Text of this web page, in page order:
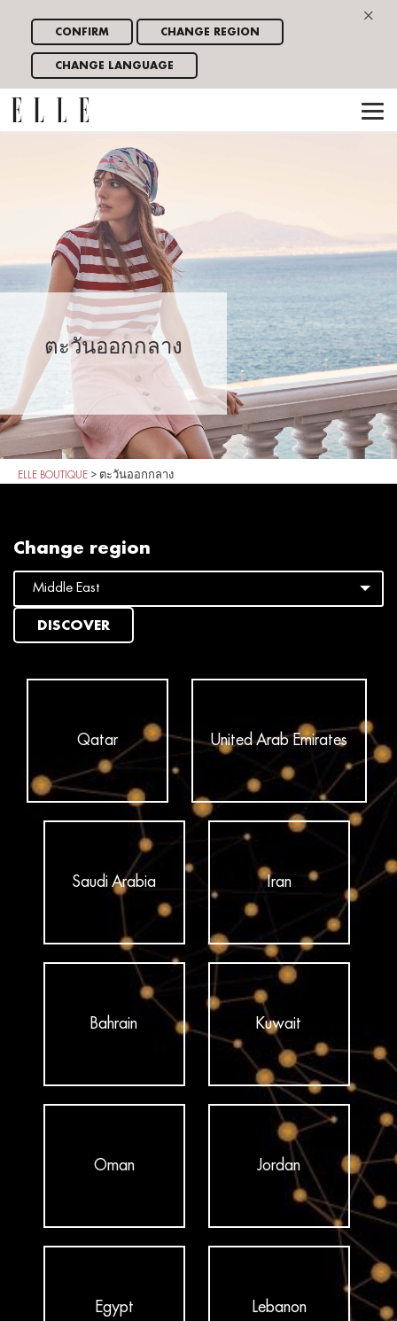
×
CONFIRM CHANGE REGION
CHANGE LANGUAGE
ตะวันออกกลาง
ELLE BOUTIQUE > ตะวันออกกลาง
Change region
DISCOVER
Qatar United Arab Emirates
Saudi Arabia Iran
Bahrain Kuwait
Oman Jordan
Egypt Lebanon